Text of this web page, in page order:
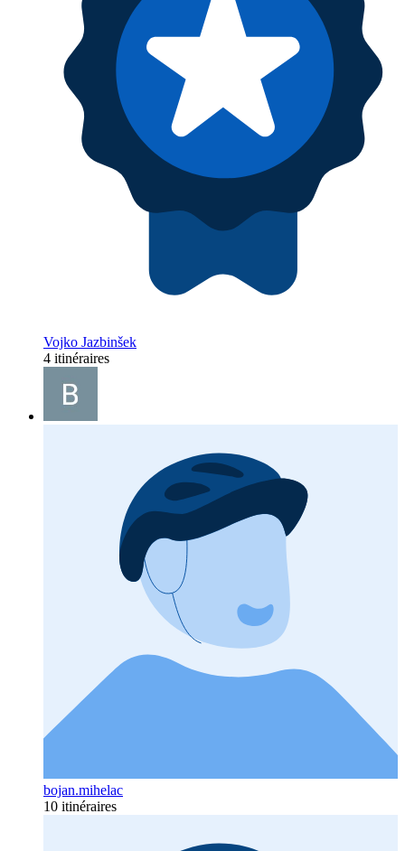
Vojko Jazbinšek
4 itinéraires
bojan.mihelac
10 itinéraires